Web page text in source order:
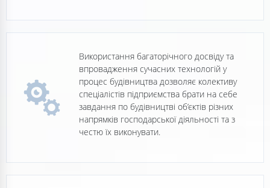
Використання багаторічного досвіду та
впровадження сучасних технологій у
процес будівництва дозволяє колективу
спеціалістів підприємства брати на себе
завдання по будівництві об’єктів різних
напрямків господарської діяльності та з
честю їх виконувати.